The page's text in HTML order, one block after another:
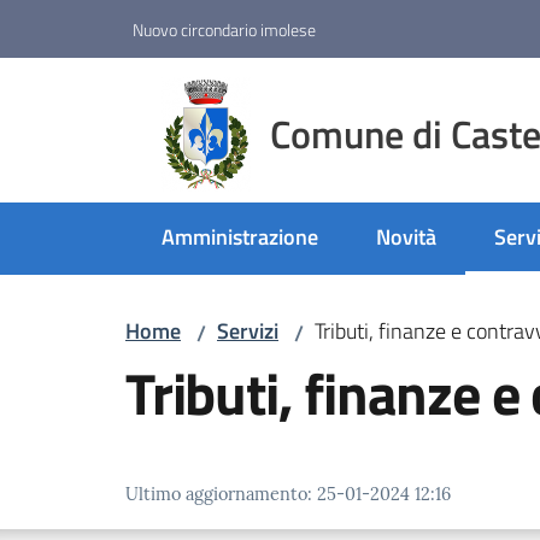
Nuovo circondario imolese
Comune di
Amministrazione Novità
Home / Servizi / Tributi, finanze e
Tributi, finanze
Ultimo aggiornamento: 25-01-2024 12:16